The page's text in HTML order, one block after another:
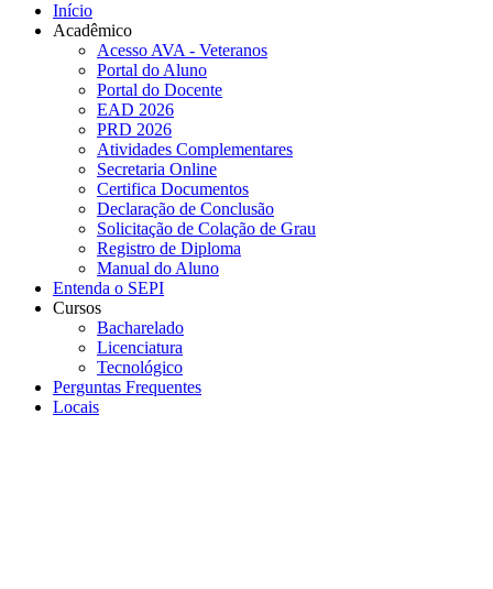
Início
Acadêmico
Acesso AVA - Veteranos
Portal do Aluno
Portal do Docente
EAD 2026
PRD 2026
Atividades Complementares
Secretaria Online
Certifica Documentos
Declaração de Conclusão
Solicitação de Colação de Grau
Registro de Diploma
Manual do Aluno
Entenda o SEPI
Cursos
Bacharelado
Licenciatura
Tecnológico
Perguntas Frequentes
Locais